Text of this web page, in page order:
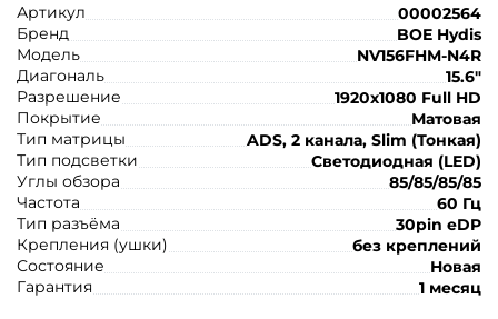
Артикул
00002564
Бренд
BOE Hydis
Модель
NV156FHM-N4R
Диагональ
15.6"
Разрешение
1920x1080 Full HD
Покрытие
Матовая
Тип матрицы
ADS, 2 канала, Slim (Тонкая)
Тип подсветки
Светодиодная (LED)
Углы обзора
85/85/85/85
Частота
60 Гц
Тип разъёма
30pin eDP
Крепления (ушки)
без креплений
Состояние
Новая
Гарантия
1 месяц